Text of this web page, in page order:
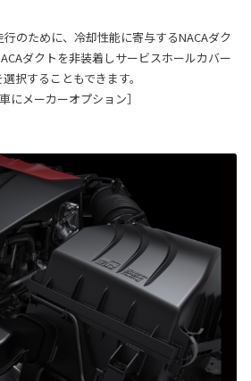
のために、冷却性能に寄与するNACAダク
ダクトを非装着しサービスホールカバー
択することもできます。
にメーカーオプション］